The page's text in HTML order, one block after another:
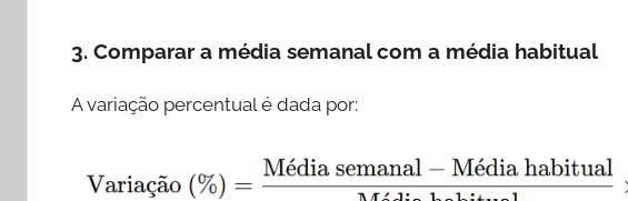
3. Comparar a média semanal com a média habitual
A variação percentual é dada por: